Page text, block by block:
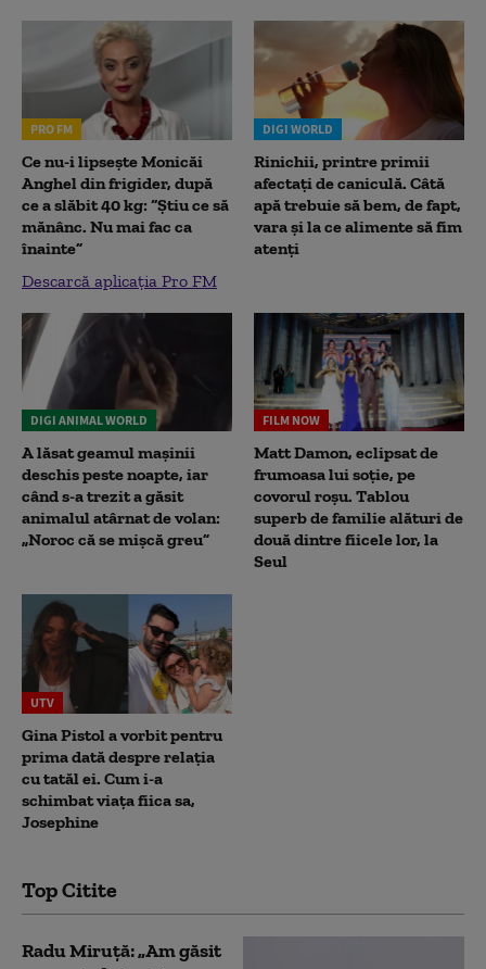
PRO FM
Ce nu-i lipsește Monicăi
Anghel din frigider, după
ce a slăbit 40 kg: “Știu ce să
mănânc. Nu mai fac ca
înainte”
Descarcă aplicația Pro FM
DIGI WORLD
Rinichii, printre primii
afectați de caniculă. Câtă
apă trebuie să bem, de fapt,
vara și la ce alimente să fim
atenți
DIGI ANIMAL WORLD
A lăsat geamul mașinii
deschis peste noapte, iar
când s-a trezit a găsit
animalul atârnat de volan:
„Noroc că se mișcă greu”
FILM NOW
Matt Damon, eclipsat de
frumoasa lui soție, pe
covorul roșu. Tablou
superb de familie alături de
două dintre fiicele lor, la
Seul
UTV
Gina Pistol a vorbit pentru
prima dată despre relația
cu tatăl ei. Cum i-a
schimbat viața fiica sa,
Josephine
Top Citite
Radu Miruță: „Am găsit